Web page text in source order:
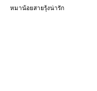
หมาน้อยสายรุ้งน่ารัก